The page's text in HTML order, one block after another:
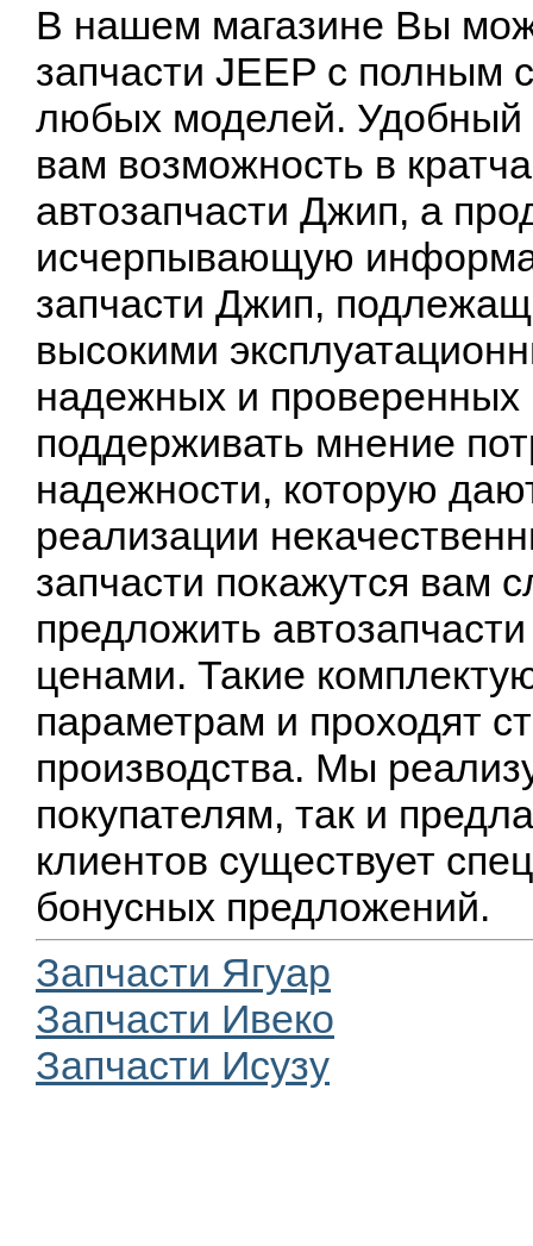
В нашем магазине Вы
запчасти JEEP с полным
любых моделей. Удобный
вам возможность в
автозапчасти Джип, а
исчерпывающую
запчасти Джип,
высокими
надежных и
поддерживать мнение
надежности, которую
реализации
запчасти покажутся вам
предложить
ценами. Такие
параметрам и проходят
производства. Мы
покупателям, так и
клиентов существует
бонусных предложений.
Запчасти Ягуар
Запчасти Ивеко
Запчасти Исузу